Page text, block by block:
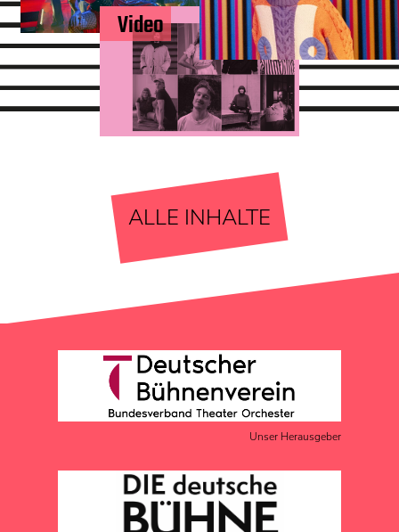
Video
ALLE INHALTE
Unser Herausgeber